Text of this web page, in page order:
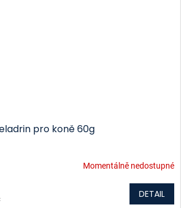
pro koně 60g
Momentálně nedostupné
DETAIL